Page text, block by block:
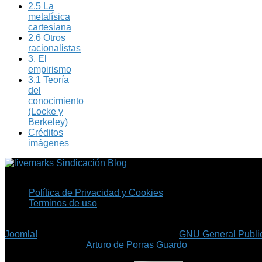
2.5 La
metafísica
cartesiana
2.6 Otros
racionalistas
3. El
empirismo
3.1 Teoría
del
conocimiento
(Locke y
Berkeley)
Créditos
imágenes
Sindicación Blog
Política de Privacidad y Cookies
Terminos de uso
Joomla!
GNU General
©Arturo de Porras Guardo